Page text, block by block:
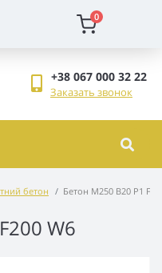
0
+38 067 000 32 22
Заказать звонок
бетон Бетон М250 В20 Р1
W6